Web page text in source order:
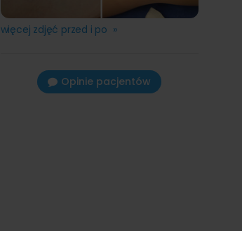
więcej zdjęć przed i po »
Opinie pacjentów